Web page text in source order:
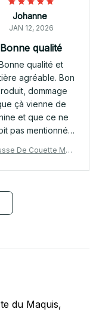
Johanne
JAN 12, 2026
Bonne qualité
qualité et
agréable. Bon
dommage
çà vienne de
et que ce ne
pas mentionné
De Couette Mon
Ensemble De Literi
du Maquis,